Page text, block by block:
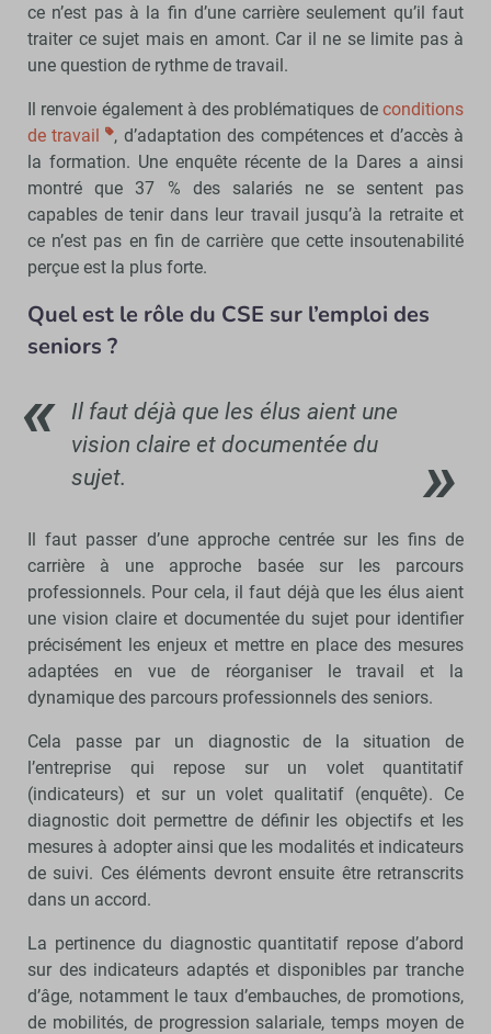
ce n’est pas à la fin d’une carrière seulement qu’il faut
traiter ce sujet mais en amont. Car il ne se limite pas à
une question de rythme de travail.
Il renvoie également à des problématiques de conditions
de travail
, d’adaptation des compétences et d’accès à
la formation. Une enquête récente de la Dares a ainsi
montré que 37 % des salariés ne se sentent pas
capables de tenir dans leur travail jusqu’à la retraite et
ce n’est pas en fin de carrière que cette insoutenabilité
perçue est la plus forte.
Quel est le rôle du CSE sur l’emploi des
seniors ?
Il faut déjà que les élus aient une
vision claire et documentée du
sujet.
Il faut passer d’une approche centrée sur les fins de
carrière à une approche basée sur les parcours
professionnels. Pour cela, il faut déjà que les élus aient
une vision claire et documentée du sujet pour identifier
précisément les enjeux et mettre en place des mesures
adaptées en vue de réorganiser le travail et la
dynamique des parcours professionnels des seniors.
Cela passe par un diagnostic de la situation de
l’entreprise qui repose sur un volet quantitatif
(indicateurs) et sur un volet qualitatif (enquête). Ce
diagnostic doit permettre de définir les objectifs et les
mesures à adopter ainsi que les modalités et indicateurs
de suivi. Ces éléments devront ensuite être retranscrits
dans un accord.
La pertinence du diagnostic quantitatif repose d’abord
sur des indicateurs adaptés et disponibles par tranche
d’âge, notamment le taux d’embauches, de promotions,
de mobilités, de progression salariale, temps moyen de